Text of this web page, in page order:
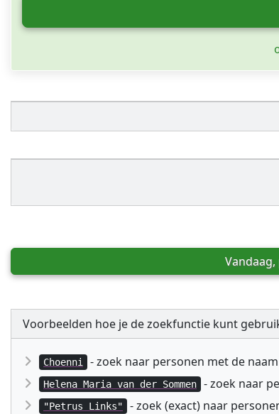
Voorbeelden hoe je de zoekfunctie kunt
Choenni - zoek naar personen met de
Helena Maria van der Sommen - zoek naar
"Petrus Links" - zoek (exact) naar